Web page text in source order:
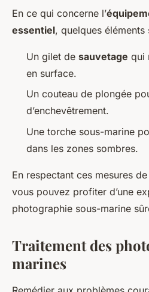
En ce qui concerne l’
essentiel, quelques
Un gilet de sauvetage qui
en surface.
Un couteau de plongée
d’enchevêtrement.
Une torche sous-marine
dans les zones sombres.
En respectant ces mesures de
vous pouvez profiter d’une
photographie sous-marine
Traitement des
marines